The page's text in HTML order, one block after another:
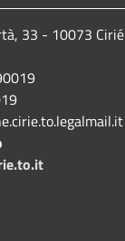
33 - 10073 Cirié